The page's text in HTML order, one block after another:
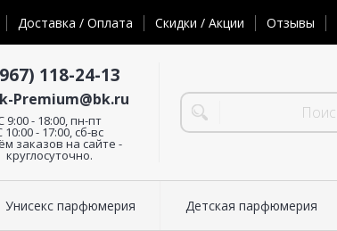
Доставка / Оплата Скидки / Акции Отзывы
118-24-13
Premium@bk.ru
9:00 - 18:00, пн-пт
10:00 - 17:00, сб-вс
заказов на сайте -
круглосуточно.
Унисекс парфюмерия Детская парфюмерия